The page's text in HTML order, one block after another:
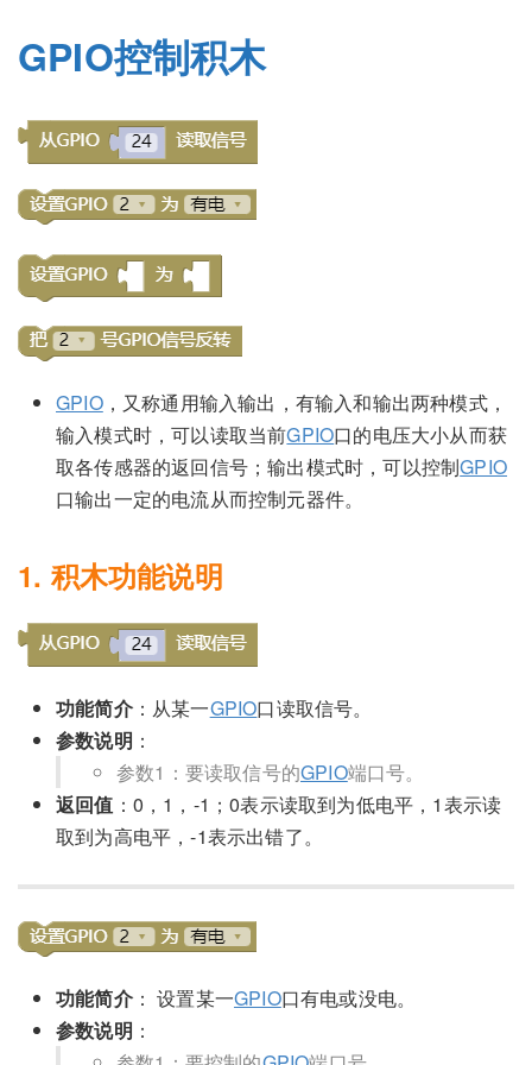
GPIO控制积木
GPIO，又称通用输入输出，有输入和输出两种模式，
输入模式时，可以读取当前GPIO口的电压大小从而获
取各传感器的返回信号；输出模式时，可以控制GPIO
口输出一定的电流从而控制元器件。
1. 积木功能说明
功能简介：从某一GPIO口读取信号。
参数说明 ：
参数1：要读取信号的GPIO端口号。
返回值 ：0，1，-1；0表示读取到为低电平，1表示读
取到为高电平，-1表示出错了。
功能简介： 设置某一GPIO口有电或没电。
参数说明 ：